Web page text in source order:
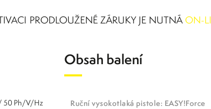
PRODLOUŽENÉ ZÁRUKY JE NUTNÁ ON-
/ 50 Ph/V/Hz
Obsah balení
Ruční vysokotlaká pistole: EASY!Force